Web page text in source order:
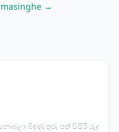
→
බිඳුණු තුරු පත් විසිරී රුදු